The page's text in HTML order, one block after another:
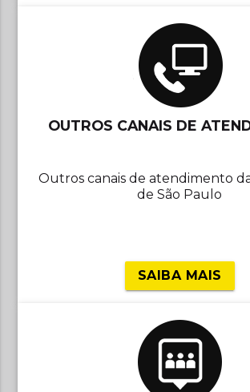
OUTROS CANAIS DE
Outros canais de atendimento
de São Paulo
SAIBA MAIS